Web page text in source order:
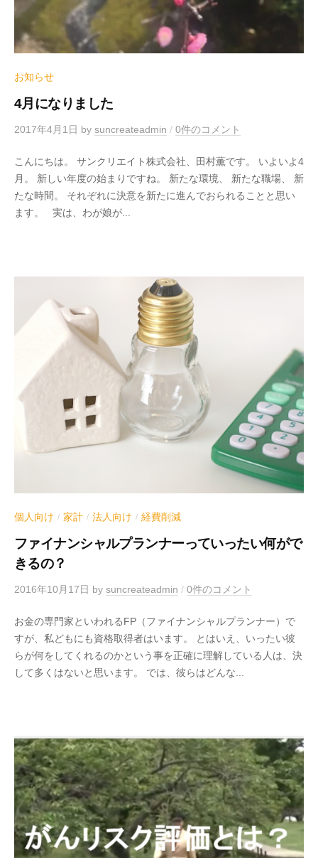
お知らせ
4月になりました
2017年4月1日 by suncreateadmin / 0件のコメント
こんにちは。 サンクリエイト株式会社、田村薫です。 いよいよ4
月。 新しい年度の始まりですね。 新たな環境、 新たな職場、 新
たな時間。 それぞれに決意を新たに進んでおられることと思い
ます。 実は、わが娘が...
個人向け / 家計 / 法人向け / 経費削減
ファイナンシャルプランナーっていったい何がで
きるの？
2016年10月17日 by suncreateadmin / 0件のコメント
お金の専門家といわれるFP（ファイナンシャルプランナー）で
すが、私どもにも資格取得者はいます。 とはいえ、いったい彼
らが何をしてくれるのかという事を正確に理解している人は、決
して多くはないと思います。 では、彼らはどんな...